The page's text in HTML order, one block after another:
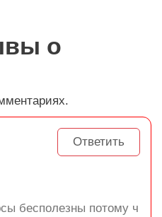
о
Ответить
бесполезны потому ч